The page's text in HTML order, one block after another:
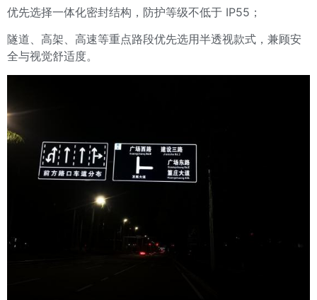
优先选择一体化密封结构，防护等级不低于 IP55；
隧道、高架、高速等重点路段优先选用半透视款式，兼顾安
全与视觉舒适度。